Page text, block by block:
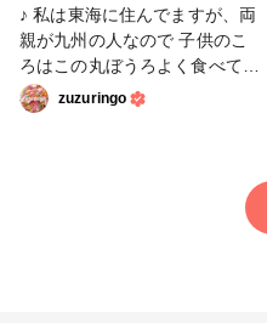
♪ 私は東海に住んでますが、両
親が九州の人なので 子供のこ
ろはこの丸ぼうろよく食べてま
した。 素朴な味で美味しい^_^
もう少し平たくして色も濃いめ
zuzuringo